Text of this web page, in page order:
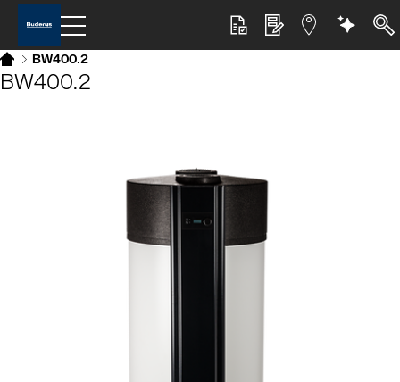
BW400.2
Slider Überspringen
BW400.2